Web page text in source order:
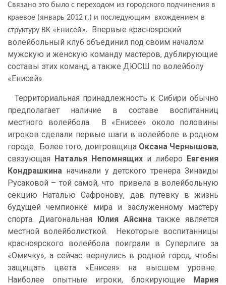
Связано это было с переходом из городского подчинения в
краевое (январь 2012 г.) и последующим вхождением в
структуру ВК «Енисей». Впервые красноярский
волейбольный клуб объединил под своим началом
мужскую и женскую команду мастеров, дублирующие
составы этих команд, а также ДЮСШ по волейболу
«Енисей».
Территориальная принадлежность к Сибири обычно
предполагает наличие в составе воспитанниц
местного волейбола. В «Енисее» около половины
игроков сделали первые шаги в волейболе в родном
городе. Более того, доигровщица Оксана Чернышова,
связующая Наталья Непомнящих и либеро Евгения
Кондрашкина начинали у детского тренера Зинаиды
Русаковой – той самой, что привела в волейбольную
секцию Наталью Сафронову, дав путевку в жизнь
будущей чемпионке мира и заслуженному мастеру
спорта. Диагональная Юлия Айсина также является
местной волейболисткой. Некоторые воспитанницы
красноярского волейбола поиграли в Суперлиге за
«Омичку», а сейчас вернулись в родной город, чтобы
защищать цвета «Енисея» на высшем уровне.
Наиболее опытные игроки, блокирующие Мария